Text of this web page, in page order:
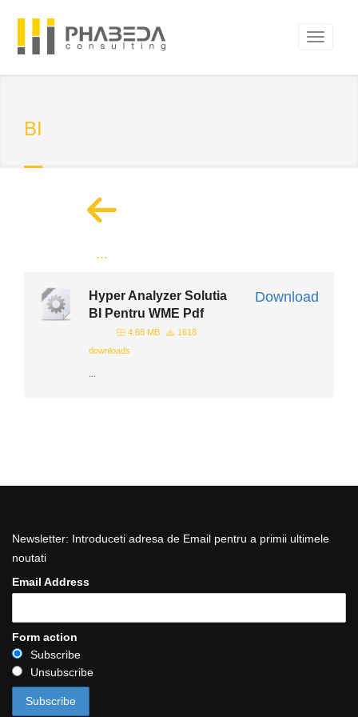
BI
...
Download
Hyper Analyzer Solutia
BI Pentru WME Pdf
4.68 MB
1618
downloads
...
Newsletter: Introduceti adresa de Email pentru a primii ultimele
noutati
Email Address
Form action
Subscribe
Unsubscribe